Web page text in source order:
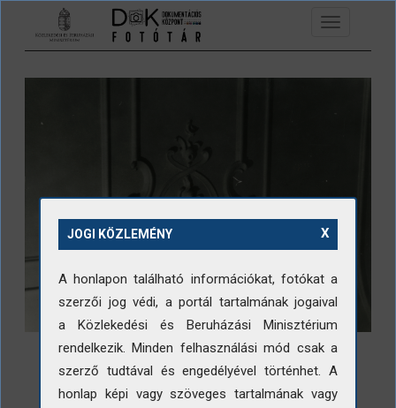
Ugrás a tartalomra
Toggle
navigation
X
JOGI KÖZLEMÉNY
A honlapon található információkat, fotókat a
szerzői jog védi, a portál tartalmának jogaival
a Közlekedési és Beruházási Minisztérium
rendelkezik. Minden felhasználási mód csak a
szerző tudtával és engedélyével történhet. A
honlap képi vagy szöveges tartalmának vagy